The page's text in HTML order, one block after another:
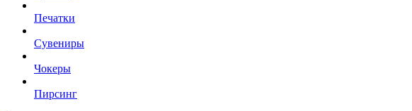
Печатки
Сувениры
Чокеры
Пирсинг